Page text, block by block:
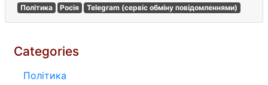
Політика Росія Telegram (сервіс обміну повідомленнями)
Categories
Політика